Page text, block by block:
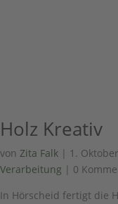
Holz Kreativ
von Zita Falk | 1.
Verarbeitung | 0
In Hörscheid fertigt die